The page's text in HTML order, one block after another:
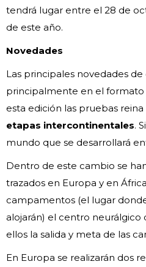
tendrá lugar entre el 28 de
de este año.
Novedades
Las principales novedades
principalmente en el formato
esta edición las pruebas
etapas intercontinentales.
mundo que se desarrollará
Dentro de este cambio se
trazados en Europa y en
campamentos (el lugar
alojarán) el centro neurálgico
ellos la salida y meta de las
En Europa se realizarán dos